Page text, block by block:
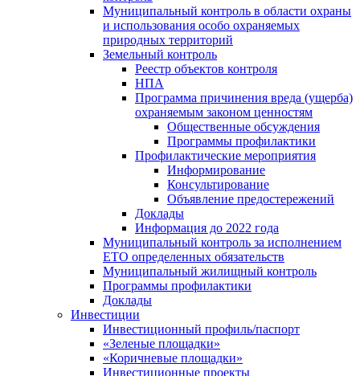
Муниципальный контроль в области охраны
и использования особо охраняемых
природных территорий
Земельный контроль
Реестр объектов контроля
НПА
Программа причинения вреда (ущерба)
охраняемым законом ценностям
Общественные обсуждения
Программы профилактики
Профилактические мероприятия
Информирование
Консультирование
Объявление предостережений
Доклады
Информация до 2022 года
Муниципальный контроль за исполнением
ЕТО определенных обязательств
Муниципальный жилищный контроль
Программы профилактики
Доклады
Инвестиции
Инвестиционный профиль/паспорт
«Зеленые площадки»
«Коричневые площадки»
Инвестиционные проекты